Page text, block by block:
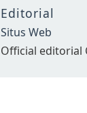
Editorial
Situs Web
Official editorial